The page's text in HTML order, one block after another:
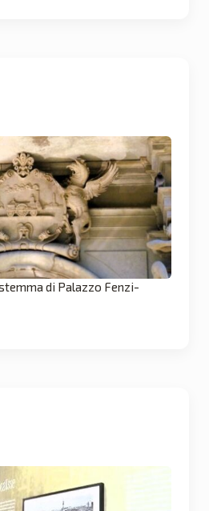
di Palazzo Fenzi-